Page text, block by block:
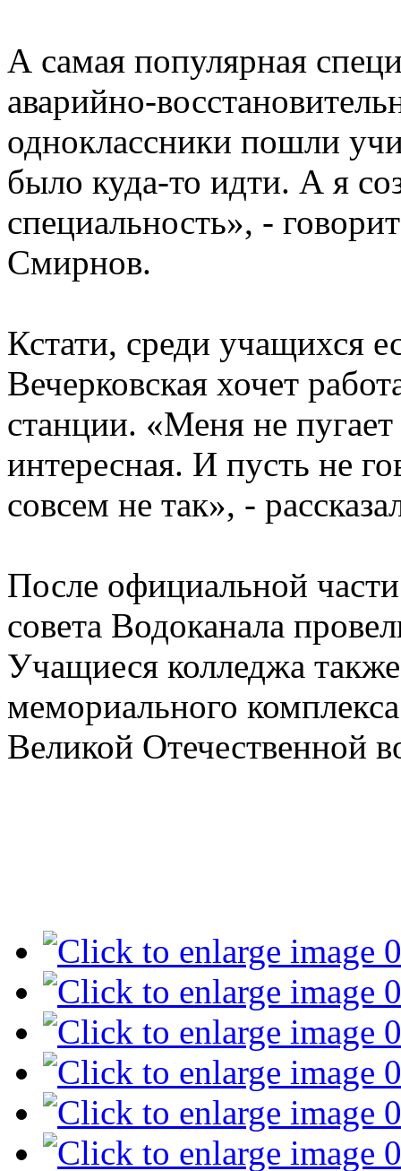
А самая популярная
аварийно-
одноклассники пошли
было куда-то идти. А я
специальность», -
Смирнов.
Кстати, среди учащихся
Вечерковская хочет
станции. «Меня не
интересная. И пусть не
совсем не так», -
После официальной
совета Водоканала
Учащиеся колледжа
мемориального
Великой Отечественной